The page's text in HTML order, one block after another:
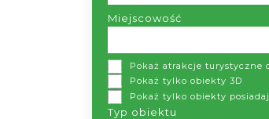
Miejscowość
Pokaż atrakcje turystyczne
Pokaż tylko obiekty 3D
Pokaż tylko obiekty
Typ obiektu